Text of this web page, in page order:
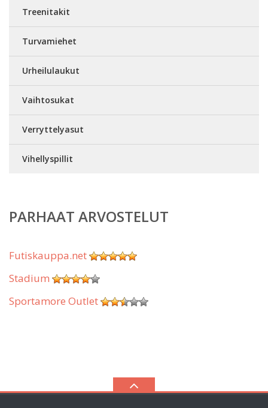
Treenitakit
Turvamiehet
Urheilulaukut
Vaihtosukat
Verryttelyasut
Vihellyspillit
PARHAAT ARVOSTELUT
Futiskauppa.net
Stadium
Sportamore Outlet